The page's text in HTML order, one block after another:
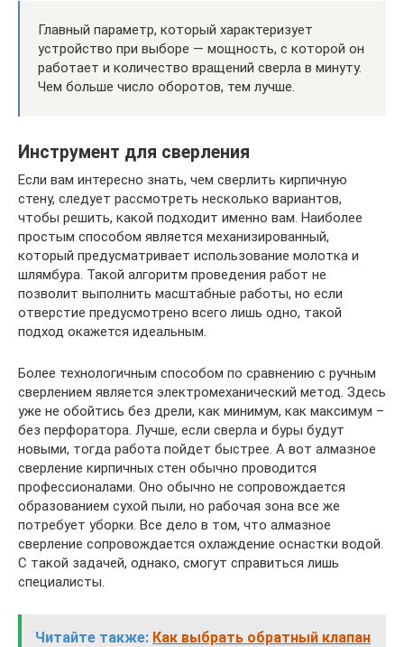
Главный параметр, который характеризует
устройство при выборе — мощность, с которой он
работает и количество вращений сверла в минуту.
Чем больше число оборотов, тем лучше.
Инструмент для сверления
Если вам интересно знать, чем сверлить кирпичную
стену, следует рассмотреть несколько вариантов,
чтобы решить, какой подходит именно вам. Наиболее
простым способом является механизированный,
который предусматривает использование молотка и
шлямбура. Такой алгоритм проведения работ не
позволит выполнить масштабные работы, но если
отверстие предусмотрено всего лишь одно, такой
подход окажется идеальным.
Более технологичным способом по сравнению с ручным
сверлением является электромеханический метод. Здесь
уже не обойтись без дрели, как минимум, как максимум –
без перфоратора. Лучше, если сверла и буры будут
новыми, тогда работа пойдет быстрее. А вот алмазное
сверление кирпичных стен обычно проводится
профессионалами. Оно обычно не сопровождается
образованием сухой пыли, но рабочая зона все же
потребует уборки. Все дело в том, что алмазное
сверление сопровождается охлаждение оснастки водой.
С такой задачей, однако, смогут справиться лишь
специалисты.
Читайте также: Как выбрать обратный клапан